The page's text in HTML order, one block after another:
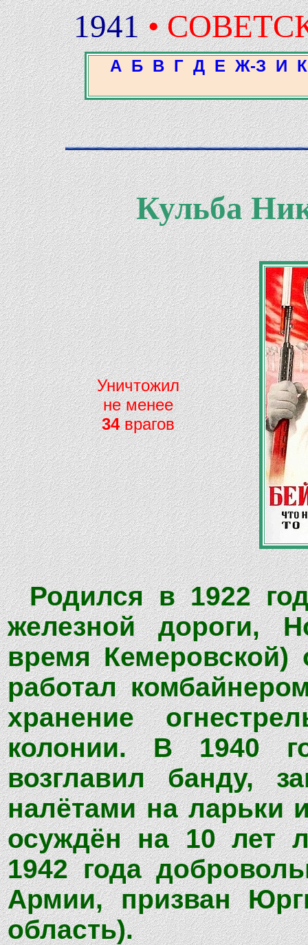
1941 •
А Б В Г Д Е Ж-З И К
Кульба
Уничтожил
не менее
34врагов
Родился в 1922
железной дороги,
время Кемеровской)
работал
хранение
колонии. В 1940
возглавил банду,
налётами на ларьки
осуждён на 10 лет
1942 года
Армии, призван
область).